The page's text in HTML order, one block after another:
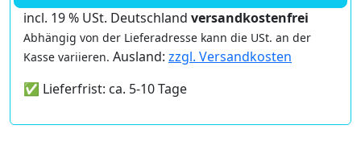
incl. 19 % USt. Deutschland versandkostenfrei
Abhängig von der Lieferadresse kann die USt. an der
Kasse variieren. Ausland: zzgl. Versandkosten
✅ Lieferfrist: ca. 5-10 Tage